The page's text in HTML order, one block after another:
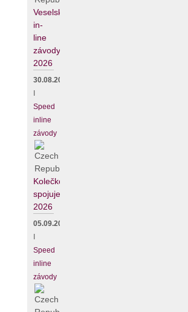
Veselské
in-
line
závody
2026
30.08.2026
Speed
inline
závody
Kolečko
spojuje
2026
05.09.2026
Speed
inline
závody